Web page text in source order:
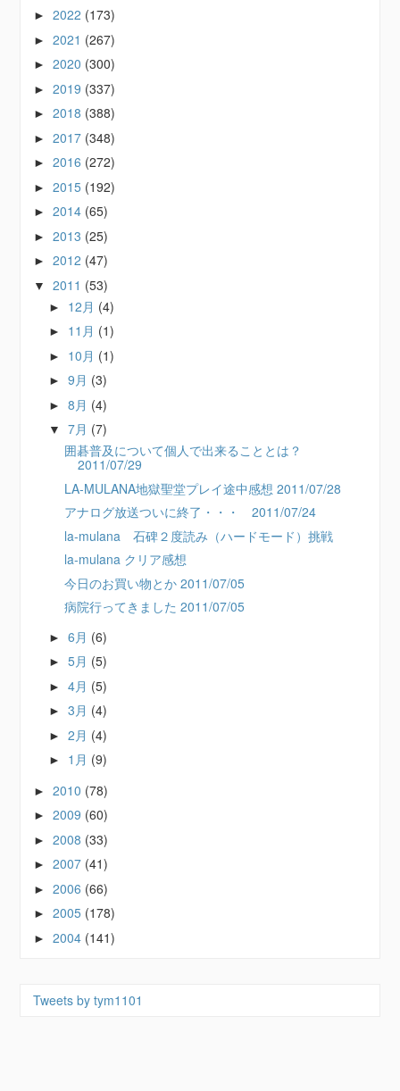
►2022 (173)
►2021 (267)
►2020 (300)
►2019 (337)
►2018 (388)
►2017 (348)
►2016 (272)
►2015 (192)
►2014 (65)
►2013 (25)
►2012 (47)
▼2011 (53)
► 12月 (4)
► 11月 (1)
► 10月 (1)
►9月 (3)
►8月 (4)
▼7月 (7)
囲碁普及について個人で出来ることとは？
2011/07/29
LA-MULANA地獄聖堂プレイ途中感想 2011/07/28
アナログ放送ついに終了・・・ 2011/07/24
la-mulana 石碑２度読み（ハードモード）挑戦
la-mulana クリア感想
今日のお買い物とか 2011/07/05
病院行ってきました 2011/07/05
►6月 (6)
►5月 (5)
►4月 (5)
►3月 (4)
►2月 (4)
► 1月 (9)
►2010 (78)
►2009 (60)
►2008 (33)
►2007 (41)
►2006 (66)
►2005 (178)
►2004 (141)
Tweets by tym1101